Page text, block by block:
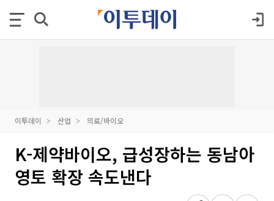
이투데이 산업 의료/바이오
K-제약바이오, 급성장하는 동남아
영토 확장 속도낸다